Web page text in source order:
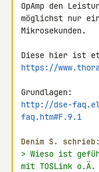
OpAmp den
möglichst nur
Mikrosekunden.
https://
http://dse-
faq.htm#F.9.1
Denim S. schrieb:
> Wieso ist
mit TOSLink